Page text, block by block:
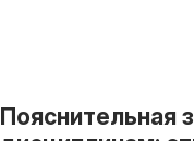
Пояснительная